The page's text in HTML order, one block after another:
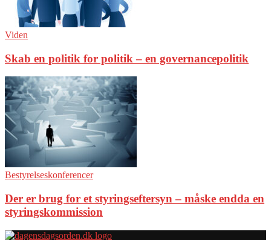
Viden
Skab en politik for politik – en governancepolitik
Bestyrelseskonferencer
Der er brug for et styringseftersyn – måske endda en
styringskommission